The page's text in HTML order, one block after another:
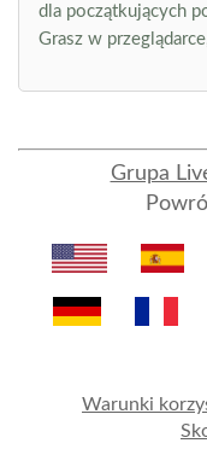
dla początkujących
Grasz w
Grupa
Warunki